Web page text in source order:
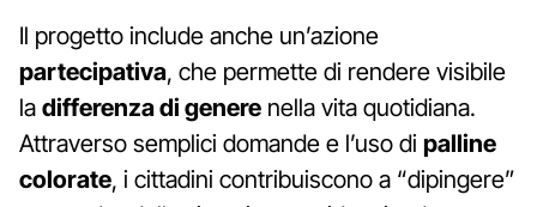
Il progetto include anche un’azione
partecipativa, che permette di rendere visibile
la differenza di genere nella vita quotidiana.
Attraverso semplici domande e l’uso di palline
colorate, i cittadini contribuiscono a “dipingere”